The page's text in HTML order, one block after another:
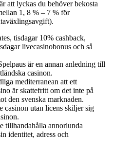
att lyckas du behöver bekosta
1, 8 % – 7 % för
tisdagar 10% cashback,
livecasinobonus och så
är en annan anledning till
casinon.
mediterranean att ett
är skattefritt om det inte på
den svenska marknaden.
casinon utan licens skiljer sig
tillhandahålla annorlunda
identitet, adress och